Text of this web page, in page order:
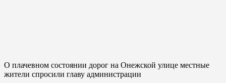
О плачевном состоянии дорог на Онежской улице местные
жители спросили главу администрации